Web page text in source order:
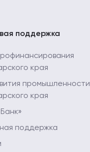
поддержка
края
промышленности
края
поддержка